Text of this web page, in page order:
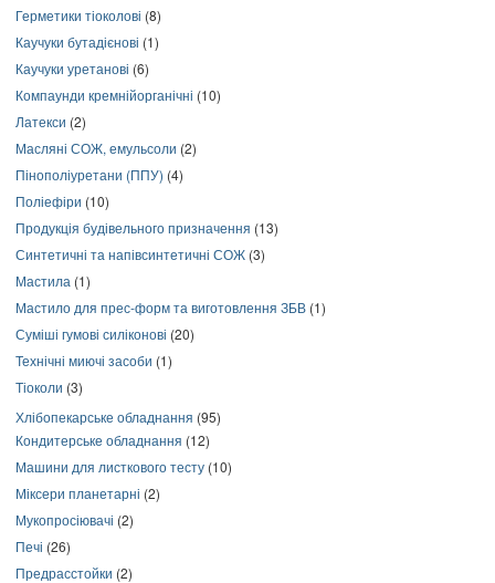
Герметики тіоколові (8)
Каучуки бутадієнові (1)
Каучуки уретанові (6)
Компаунди кремнійорганічні (10)
Латекси (2)
Масляні СОЖ, емульсоли (2)
Пінополіуретани (ППУ) (4)
Поліефіри (10)
Продукція будівельного призначення (13)
Синтетичні та напівсинтетичні СОЖ (3)
Мастила (1)
Мастило для прес-форм та виготовлення ЗБВ (1)
Суміші гумові силіконові (20)
Технічні миючі засоби (1)
Тіоколи (3)
Хлібопекарське обладнання (95)
Кондитерське обладнання (12)
Машини для листкового тесту (10)
Міксери планетарні (2)
Мукопросіювачі (2)
Печі (26)
Предрасстойки (2)